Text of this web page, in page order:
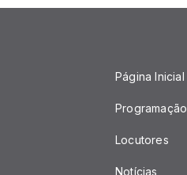
Página Inicial
Programação
Locutores
Notícias